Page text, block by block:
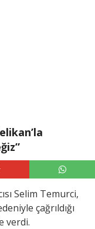
Selim Temurci,
çağrıldığı
verdi.